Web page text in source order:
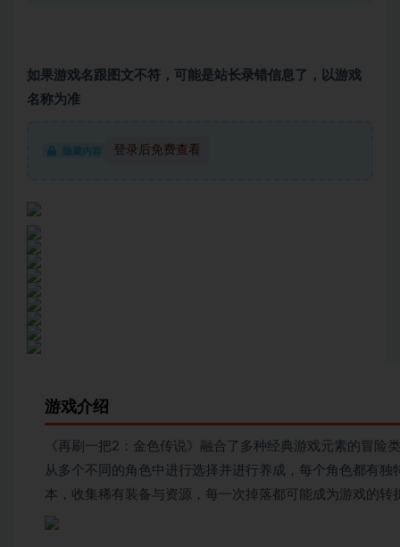
如果游戏名跟图文不符，可能是站长录错信息了，以游戏
名称为准
隐藏内容 登录后免费查看
游戏介绍
《再刷一把2：金色传说》融合了多种经典游戏元素的冒
从多个不同的角色中进行选择并进行养成，每个角色都有
本，收集稀有装备与资源，每一次掉落都可能成为游戏的转